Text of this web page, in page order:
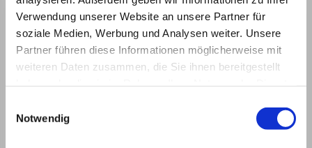
Verwendung unserer Website an unsere Partner für
soziale Medien, Werbung und Analysen weiter. Unsere
Partner führen diese Informationen möglicherweise mit
weiteren Daten zusammen, die Sie ihnen bereitgestellt
Notwendig